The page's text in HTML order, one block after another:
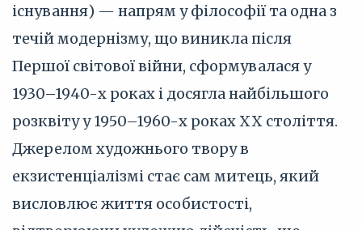
існування) — напрям у філософії та одна з
течій модернізму, що виникла після
Першої світової війни, сформувалася у
1930–1940-х роках і досягла найбільшого
розквіту у 1950–1960-х роках XX століття.
Джерелом художнього твору в
екзистенціалізмі стає сам митець, який
висловлює життя особистості,